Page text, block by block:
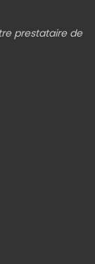
prestataire de